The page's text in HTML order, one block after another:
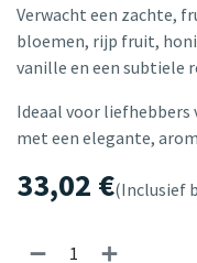
Verwacht een zachte,
bloemen, rijp fruit,
vanille en een subtiele
Ideaal voor liefhebbers
met een elegante,
33,02 €(Inclusief